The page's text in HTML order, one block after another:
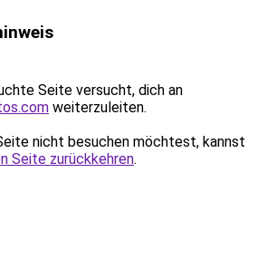
Seite versucht, dich an
weiterzuleiten.
nicht besuchen möchtest, kannst
Seite zurückkehren.